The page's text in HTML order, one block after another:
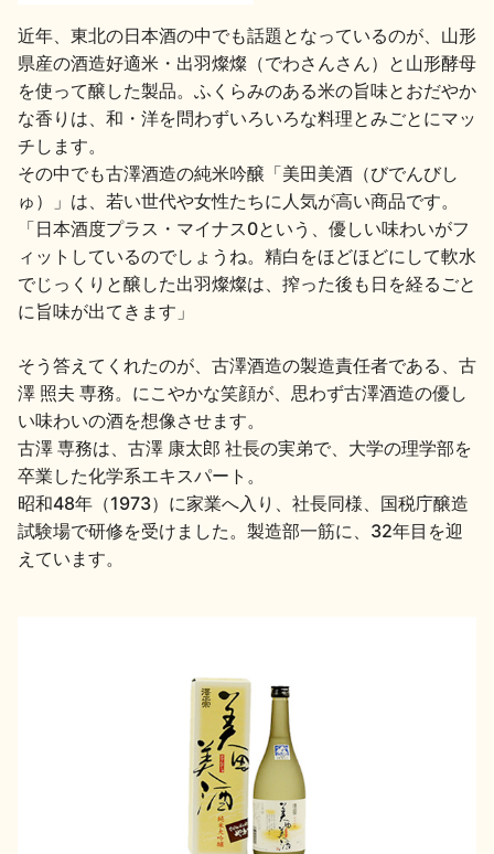
お楽しみコンテンツ
歳時記 地酒蔵元会検定
地酒川柳 地酒小説
地酒・イベント情報
近年、東北の日本酒の中でも話題となっているのが、山形
県産の酒造好適米・出羽燦燦（でわさんさん）と山形酵母
を使って醸した製品。ふくらみのある米の旨味とおだやか
な香りは、和・洋を問わずいろいろな料理とみごとにマッ
チします。
その中でも古澤酒造の純米吟醸「美田美酒（びでんびし
ゅ）」は、若い世代や女性たちに人気が高い商品です。
「日本酒度プラス・マイナス0という、優しい味わいがフ
ィットしているのでしょうね。精白をほどほどにして軟水
でじっくりと醸した出羽燦燦は、搾った後も日を経るごと
に旨味が出てきます」
そう答えてくれたのが、古澤酒造の製造責任者である、古
澤 照夫 専務。にこやかな笑顔が、思わず古澤酒造の優し
い味わいの酒を想像させます。
古澤 専務は、古澤 康太郎 社長の実弟で、大学の理学部を
卒業した化学系エキスパート。
昭和48年（1973）に家業へ入り、社長同様、国税庁醸造
試験場で研修を受けました。製造部一筋に、32年目を迎
えています。